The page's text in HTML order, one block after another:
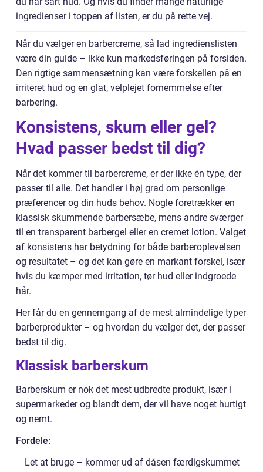
ingredienser i toppen af listen, er du på rette vej.
Når du vælger en barbercreme, så lad ingredienslisten
være din guide – ikke kun markedsføringen på forsiden.
Den rigtige sammensætning kan være forskellen på en
irriteret hud og en glat, velplejet fornemmelse efter
barbering.
Konsistens, skum eller gel?
Hvad passer bedst til dig?
Når det kommer til barbercreme, er der ikke én type, der
passer til alle. Det handler i høj grad om personlige
præferencer og din huds behov. Nogle foretrækker en
klassisk skummende barbersæbe, mens andre sværger
til en transparent barbergel eller en cremet lotion. Valget
af konsistens har betydning for både barberoplevelsen
og resultatet – og det kan gøre en markant forskel, især
hvis du kæmper med irritation, tør hud eller indgroede
hår.
Her får du en gennemgang af de mest almindelige typer
barberprodukter – og hvordan du vælger det, der passer
bedst til dig.
Klassisk barberskum
Barberskum er nok det mest udbredte produkt, især i
supermarkeder og blandt dem, der vil have noget hurtigt
og nemt.
Fordele:
Let at bruge – kommer ud af dåsen færdigskummet